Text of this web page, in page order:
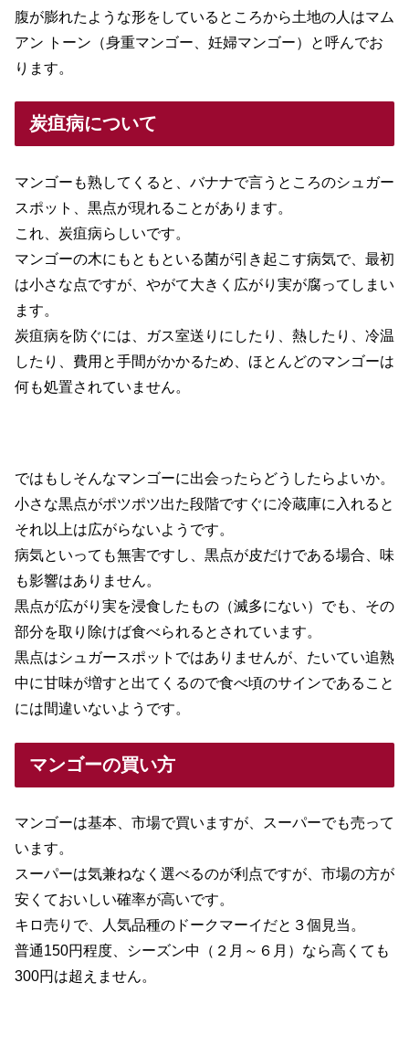
腹が膨れたような形をしているところから土地の人はマム
アン トーン（身重マンゴー、妊婦マンゴー）と呼んでお
ります。
炭疽病について
マンゴーも熟してくると、バナナで言うところのシュガー
スポット、黒点が現れることがあります。
これ、炭疽病らしいです。
マンゴーの木にもともといる菌が引き起こす病気で、最初
は小さな点ですが、やがて大きく広がり実が腐ってしまい
ます。
炭疽病を防ぐには、ガス室送りにしたり、熱したり、冷温
したり、費用と手間がかかるため、ほとんどのマンゴーは
何も処置されていません。
ではもしそんなマンゴーに出会ったらどうしたらよいか。
小さな黒点がポツポツ出た段階ですぐに冷蔵庫に入れると
それ以上は広がらないようです。
病気といっても無害ですし、黒点が皮だけである場合、味
も影響はありません。
黒点が広がり実を浸食したもの（滅多にない）でも、その
部分を取り除けば食べられるとされています。
黒点はシュガースポットではありませんが、たいてい追熟
中に甘味が増すと出てくるので食べ頃のサインであること
には間違いないようです。
マンゴーの買い方
マンゴーは基本、市場で買いますが、スーパーでも売って
います。
スーパーは気兼ねなく選べるのが利点ですが、市場の方が
安くておいしい確率が高いです。
キロ売りで、人気品種のドークマーイだと３個見当。
普通150円程度、シーズン中（２月～６月）なら高くても
300円は超えません。